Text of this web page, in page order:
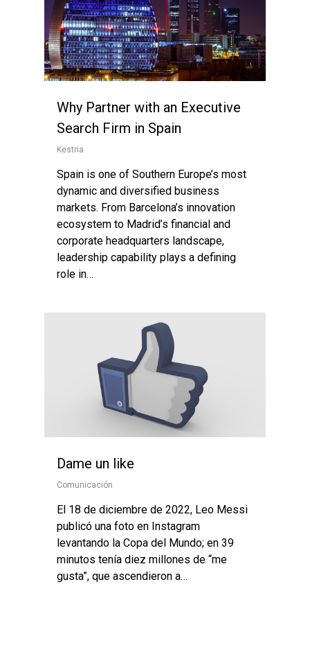
Why Partner with an Executive
Search Firm in Spain
Kestria
Spain is one of Southern Europe’s most
dynamic and diversified business
markets. From Barcelona’s innovation
ecosystem to Madrid’s financial and
corporate headquarters landscape,
leadership capability plays a defining
role in…
Dame un like
Comunicación
El 18 de diciembre de 2022, Leo Messi
publicó una foto en Instagram
levantando la Copa del Mundo; en 39
minutos tenía diez millones de “me
gusta”, que ascendieron a…